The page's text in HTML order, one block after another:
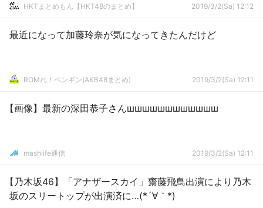
HKTまとめもん【HKT48のまとめ】 2019/3/2(Sa) 12:12
最近になって加藤玲奈が気になってきたんだけど
ROMれ！ペンギン(AKB48まとめ) 2019/3/2(Sa) 12:11
【画像】最新の深田恭子さんшшшшшшшшшшшш
mashlife通信 2019/3/2(Sa) 12:11
【乃木坂46】「アナザースカイ」齋藤飛鳥出演により乃木
坂のスリートップが出演済に…(*´∀｀*)